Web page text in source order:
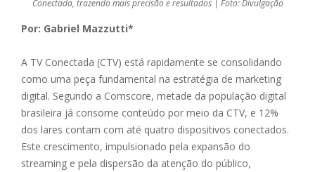
Conectada, trazendo mais precisão e resultados | Foto: Divulgação
Por: Gabriel Mazzutti*
A TV Conectada (CTV) está rapidamente se consolidando
como uma peça fundamental na estratégia de marketing
digital. Segundo a Comscore, metade da população digital
brasileira já consome conteúdo por meio da CTV, e 12%
dos lares contam com até quatro dispositivos conectados.
Este crescimento, impulsionado pela expansão do
streaming e pela dispersão da atenção do público,